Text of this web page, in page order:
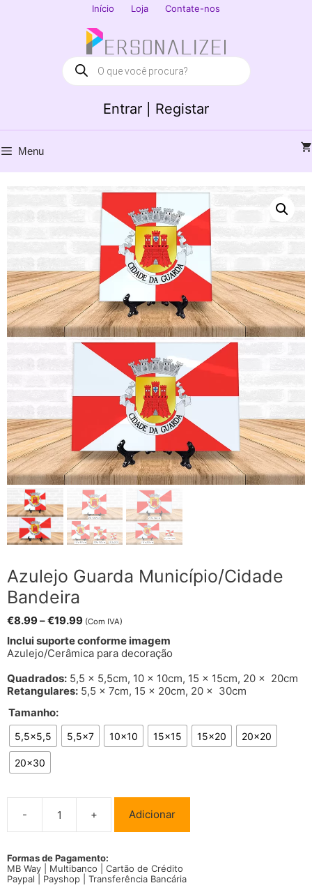
Início Loja Contate-nos
Entrar | Registar
Products
search
Menu
Azulejo Guarda Município/Cidade
Bandeira
€8.99–€19.99Price
€8.99
through
(Com IVA)
Inclui suporte conforme imagem
Azulejo/Cerâmica para decoração
Quadrados: 5,5 x 5,5cm, 10 x 10cm, 15 x 15cm, 20 x 20cm
Retangulares: 5,5 x 7cm, 15 x 20cm, 20 x 30cm
Tamanho:
5,5x5,5 5,5x7 10x10 15x15 15x20 20x20
20x30
-
Quantidade
de
Município/Cidade
Bandeira
+ Adicionar
Formas de Pagamento:
MB Way | Multibanco | Cartão de Crédito
Paypal | Payshop | Transferência Bancária